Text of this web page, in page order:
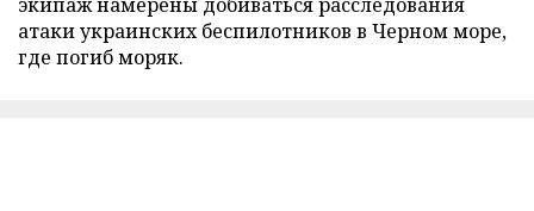
атаки украинских беспилотников в Черном море,
где погиб моряк.